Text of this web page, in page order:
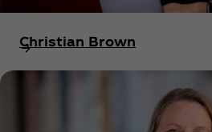
Christian Brown